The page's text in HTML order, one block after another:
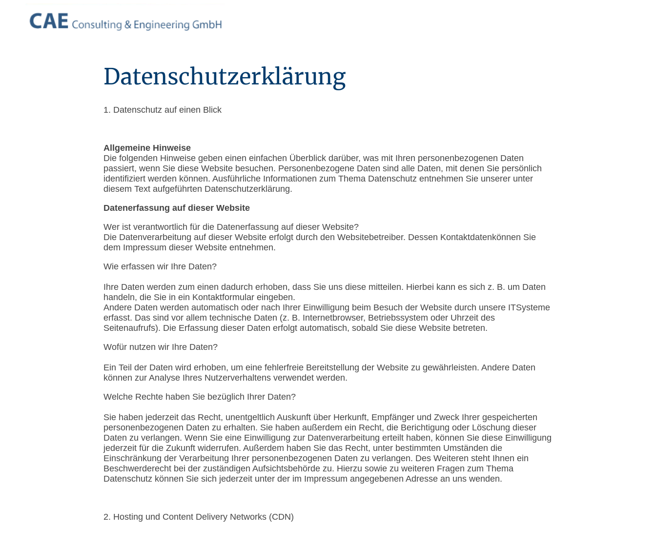
Datenschutzerklärung
1. Datenschutz auf einen Blick
Allgemeine Hinweise
Die folgenden Hinweise geben einen einfachen Überblick darüber, was mit Ihren personenbezogenen Daten
passiert, wenn Sie diese Website besuchen. Personenbezogene Daten sind alle Daten, mit denen Sie persönlich
identifiziert werden können. Ausführliche Informationen zum Thema Datenschutz entnehmen Sie unserer unter
diesem Text aufgeführten Datenschutzerklärung.
Datenerfassung auf dieser Website
Wer ist verantwortlich für die Datenerfassung auf dieser Website?
Die Datenverarbeitung auf dieser Website erfolgt durch den Websitebetreiber. Dessen Kontaktdatenkönnen Sie
dem Impressum dieser Website entnehmen.
Wie erfassen wir Ihre Daten?
Ihre Daten werden zum einen dadurch erhoben, dass Sie uns diese mitteilen. Hierbei kann es sich z. B. um Daten
handeln, die Sie in ein Kontaktformular eingeben.
Andere Daten werden automatisch oder nach Ihrer Einwilligung beim Besuch der Website durch unsere ITSysteme
erfasst. Das sind vor allem technische Daten (z. B. Internetbrowser, Betriebssystem oder Uhrzeit des
Seitenaufrufs). Die Erfassung dieser Daten erfolgt automatisch, sobald Sie diese Website betreten.
Wofür nutzen wir Ihre Daten?
Ein Teil der Daten wird erhoben, um eine fehlerfreie Bereitstellung der Website zu gewährleisten. Andere Daten
können zur Analyse Ihres Nutzerverhaltens verwendet werden.
Welche Rechte haben Sie bezüglich Ihrer Daten?
Sie haben jederzeit das Recht, unentgeltlich Auskunft über Herkunft, Empfänger und Zweck Ihrer gespeicherten
personenbezogenen Daten zu erhalten. Sie haben außerdem ein Recht, die Berichtigung oder Löschung dieser
Daten zu verlangen. Wenn Sie eine Einwilligung zur Datenverarbeitung erteilt haben, können Sie diese Einwilligung
jederzeit für die Zukunft widerrufen. Außerdem haben Sie das Recht, unter bestimmten Umständen die
Einschränkung der Verarbeitung Ihrer personenbezogenen Daten zu verlangen. Des Weiteren steht Ihnen ein
Beschwerderecht bei der zuständigen Aufsichtsbehörde zu. Hierzu sowie zu weiteren Fragen zum Thema
Datenschutz können Sie sich jederzeit unter der im Impressum angegebenen Adresse an uns wenden.
2. Hosting und Content Delivery Networks (CDN)